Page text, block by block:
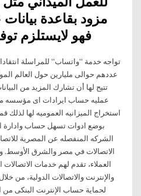
مزود بقاعدة
فهو لايستلزم
تواجه خدمة ''واتساب'' للمراسلة
عددهم حوالى مليارين حول العالم
تتيح لها أن تشارك المزيد من
عمليه حساب ايرادات اى مؤسسه
استخراج الميزانيه العموميه لها لذلك
الشركه المنفصله عن المصرية
الاتصالات في مصر والشرق الأوسط.
العملاء، تقدم لهم خدمات الاتصالات
لحماية حساب الإنترنت البنكى من